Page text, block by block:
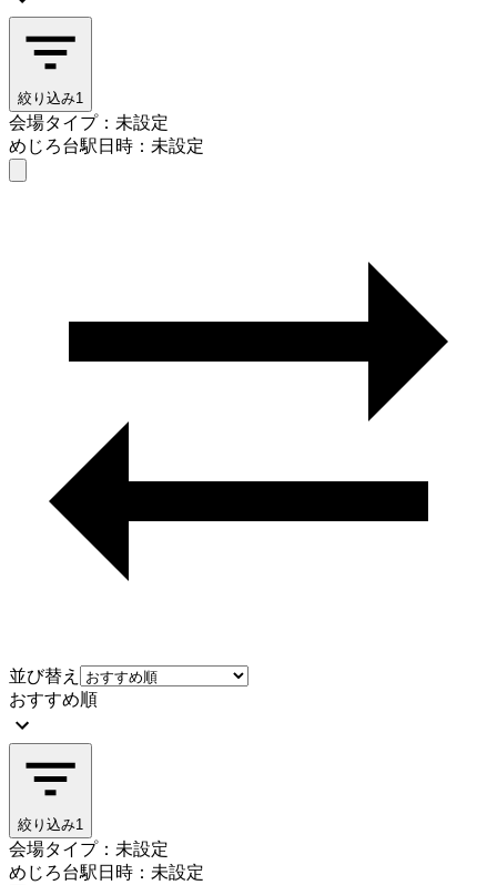
絞り込み1
会場タイプ：未設定
めじろ台駅日時：未設定
並び替え
おすすめ順
絞り込み1
会場タイプ：未設定
めじろ台駅日時：未設定